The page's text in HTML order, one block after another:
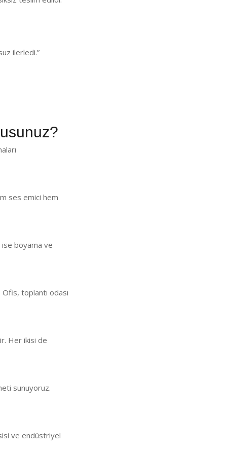
ilerledi.”
ses emici hem
ise boyama ve
toplantı odası
Her ikisi de
sunuyoruz.
ve endüstriyel